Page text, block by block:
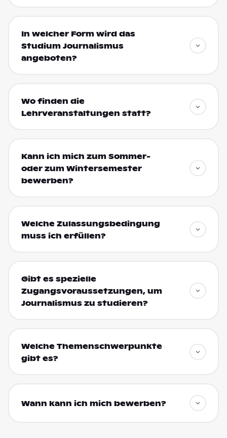
In welcher Form wird das
Studium Journalismus
angeboten?
Wo finden die
Lehrveranstaltungen statt?
Kann ich mich zum Sommer-
oder zum Wintersemester
bewerben?
Welche Zulassungsbedingung
muss ich erfüllen?
Gibt es spezielle
Zugangsvoraussetzungen, um
Journalismus zu studieren?
Welche Themenschwerpunkte
gibt es?
Wann kann ich mich bewerben?